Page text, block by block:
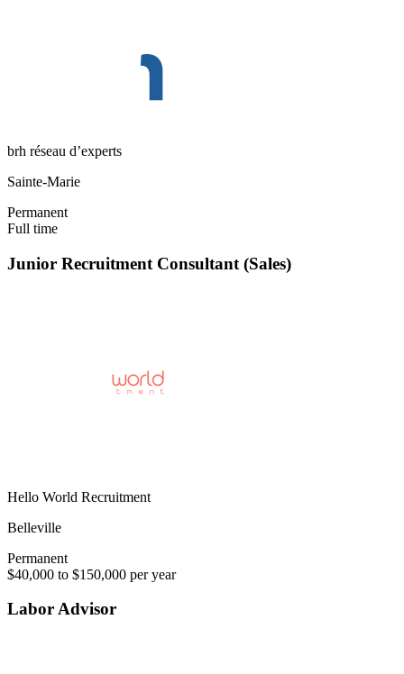
brh réseau d’experts
Sainte-Marie
Permanent
Full time
Junior Recruitment Consultant (Sales)
Hello World Recruitment
Belleville
Permanent
$40,000 to $150,000 per year
Labor Advisor